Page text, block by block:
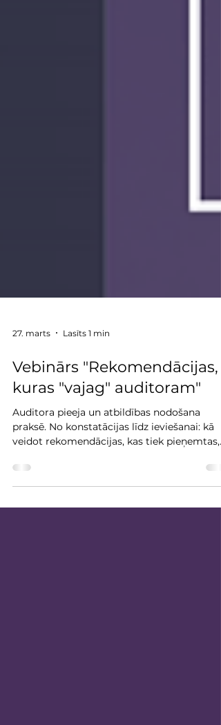
27. marts Lasīts 1 min
Vebinārs "Rekomendācijas,
kuras "vajag" auditoram"
Auditora pieeja un atbildības nodošana
veidot rekomendācijas, kas tiek pieņemtas,
saprastas un īstenotas praksē.